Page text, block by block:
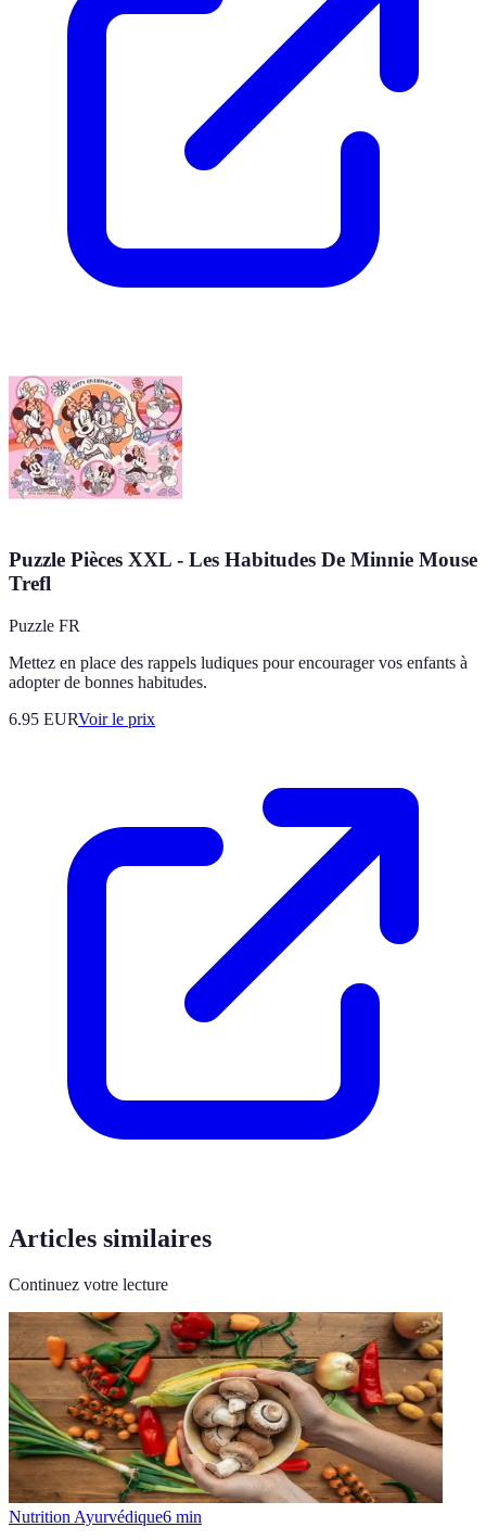
Puzzle Pièces XXL - Les Habitudes De Minnie Mouse
Trefl
Puzzle FR
Mettez en place des rappels ludiques pour encourager vos enfants à
adopter de bonnes habitudes.
6.95 EURVoir le prix
Articles similaires
Continuez votre lecture
Nutrition Ayurvédique6 min